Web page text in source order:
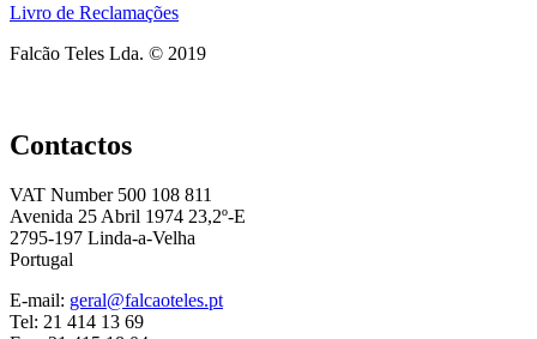
Livro de Reclamações
Falcão Teles Lda. © 2019
Contactos
VAT Number 500 108 811
Avenida 25 Abril 1974 23,2º-E
2795-197 Linda-a-Velha
Portugal
E-mail: geral@falcaoteles.pt
Tel: 21 414 13 69